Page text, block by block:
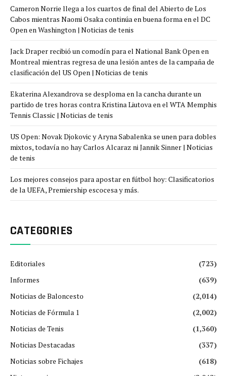
Cameron Norrie llega a los cuartos de final del Abierto de Los
Cabos mientras Naomi Osaka continúa en buena forma en el DC
Open en Washington | Noticias de tenis
Jack Draper recibió un comodín para el National Bank Open en
Montreal mientras regresa de una lesión antes de la campaña de
clasificación del US Open | Noticias de tenis
Ekaterina Alexandrova se desploma en la cancha durante un
partido de tres horas contra Kristina Liutova en el WTA Memphis
Tennis Classic | Noticias de tenis
US Open: Novak Djokovic y Aryna Sabalenka se unen para dobles
mixtos, todavía no hay Carlos Alcaraz ni Jannik Sinner | Noticias
de tenis
Los mejores consejos para apostar en fútbol hoy: Clasificatorios
de la UEFA, Premiership escocesa y más.
CATEGORIES
Editoriales
(723)
Informes
(639)
Noticias de Baloncesto
(2,014)
Noticias de Fórmula 1
(2,002)
Noticias de Tenis
(1,360)
Noticias Destacadas
(337)
Noticias sobre Fichajes
(618)